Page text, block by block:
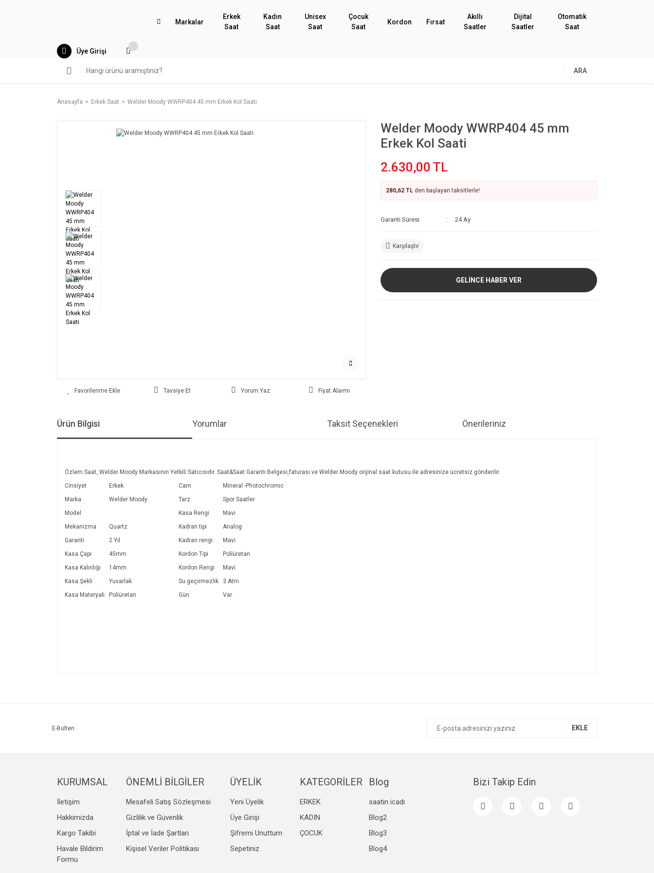
Markalar
Erkek
Saat
Kadın
Saat
Unisex
Saat
Çocuk
Saat
Kordon Fırsat
Akıllı
Saatler
Dijital
Saatler
Otomatik
Saat
Üye Girişi
ARA
Anasayfa Erkek Saat Welder Moody WWRP404 45 mm Erkek Kol Saati
Tavsiye Et Yorum Yaz Fiyat Alarmı
Welder Moody WWRP404 45 mm
Erkek Kol Saati
2.630,00 TL
280,62 TL den başlayan taksitlerle!
Garanti Süresi 24 Ay
Karşılaştır
GELİNCE HABER VER
Ürün Bilgisi Yorumlar Taksit Seçenekleri Önerileriniz
Özlem Saat, Welder Moody Markasının Yetkili Satıcısıdır. Saat&Saat Garanti Belgesi,faturası ve Welder Moody orijinal saat kutusu ile adresinize ücretsiz gönderilir.
Cinsiyet
Erkek Cam
Mineral -Photochromic
Marka
Welder Moody Tarz
Spor Saatler
Model
Kasa Rengi
Mavi
Mekanizma
Quartz Kadran tipi
Analog
Garanti
2 Yıl Kadran rengi
Mavi
Kasa Çapı
45mm Kordon Tipi
Poliüretan
Kasa Kalınlığı
14mm Kordon Rengi
Mavi
Kasa Şekli
Yuvarlak Su geçirmezlik
3 Atm
Kasa Materyali
Poliüretan Gün Var
Gönder
E-Bülten EKLE
KURUMSAL
İletişim
Hakkimizda
Kargo Takibi
Havale Bildirim
Formu
ÖNEMLİ BİLGİLER
Mesafeli Satış Sözleşmesi
Gizlilik ve Güvenlik
İptal ve İade Şartları
Kişisel Veriler Politikası
ÜYELİK
Yeni Üyelik
Üye Girişi
Şifremi Unuttum
Sepetiniz
KATEGORİLER
ERKEK
KADIN
ÇOCUK
Blog
saatin icadı
Blog2
Blog3
Blog4
Bizi Takip Edin